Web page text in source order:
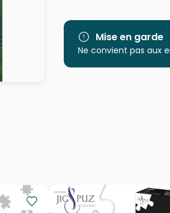
Catégorie
Age
Mise en garde
Ne convient pas aux